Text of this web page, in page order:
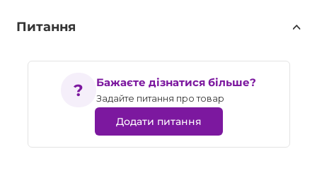
Питання
Бажаєте дізнатися більше?
Задайте питання про товар
Додати питання